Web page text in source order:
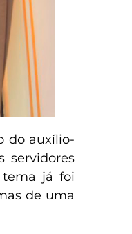
do auxílio-
servidores
tema já foi
de uma